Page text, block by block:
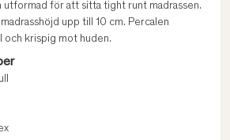
utformad för att sitta tight runt madrassen.
upp till 10 cm. Percalen
och krispig mot huden.